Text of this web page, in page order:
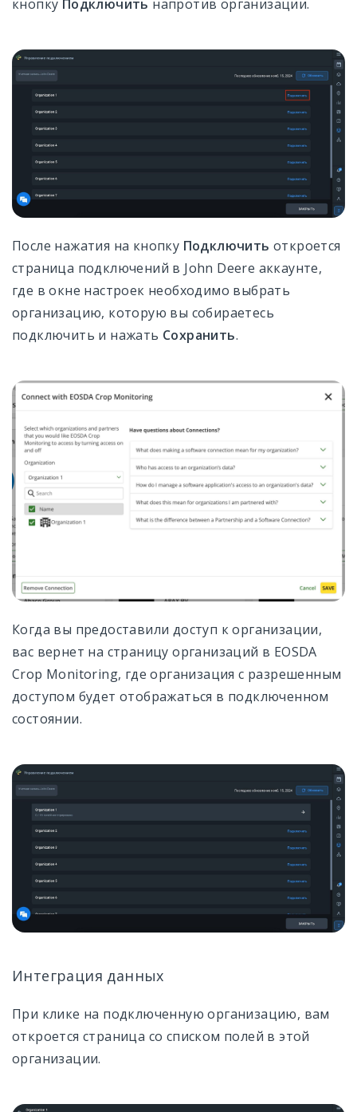
кнопку Подключить напротив организации.
После нажатия на кнопку Подключить откроется
страница подключений в John Deere аккаунте,
где в окне настроек необходимо выбрать
организацию, которую вы собираетесь
подключить и нажать Сохранить.
Когда вы предоставили доступ к организации,
вас вернет на страницу организаций в EOSDA
Crop Monitoring, где организация с разрешенным
доступом будет отображаться в подключенном
состоянии.
Интеграция данных
При клике на подключенную организацию, вам
откроется страница со списком полей в этой
организации.